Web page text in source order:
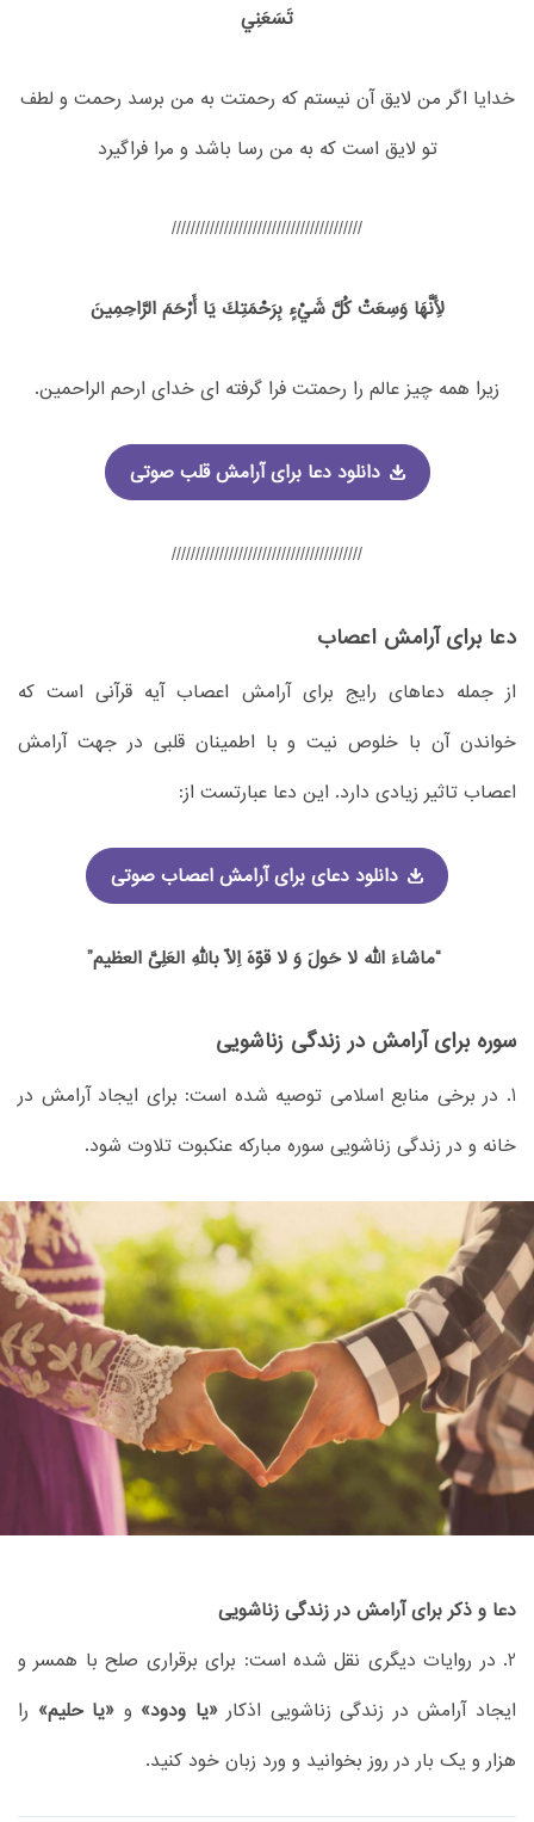
تَسَعَنِي‏
خدايا اگر من لايق آن نيستم كه رحمتت به من برسد رحمت و لطف
تو لايق است كه به من رسا باشد و مرا فراگيرد
////////////////////////////////////////
لِأَنَّهَا وَسِعَتْ كُلَّ شَيْ‏ءٍ بِرَحْمَتِكَ يَا أَرْحَمَ الرَّاحِمِينَ‏
زيرا همه چيز عالم را رحمتت فرا گرفته اى خداى ارحم الراحمين.
دانلود دعا برای آرامش قلب صوتی
////////////////////////////////////////
دعا برای آرامش اعصاب
از جمله دعاهای رایج برای آرامش اعصاب آیه قرآنی است که
خواندن آن با خلوص نیت و با اطمینان قلبی در جهت آرامش
اعصاب تاثیر زیادی دارد. این دعا عبارتست از:
دانلود دعای برای آرامش اعصاب صوتی
“ماشاءَ الله لا حَولَ وَ لا قوّهَ اِلّا باللهِ العَلِیَّ العظیم”
سوره برای آرامش در زندگی زناشویی
1. در برخی منابع اسلامی توصیه شده است: برای ایجاد آرامش در
خانه و در زندگی زناشویی سوره مبارکه عنکبوت تلاوت شود.
دعا و ذکر برای آرامش در زندگی زناشویی
2. در روایات دیگری نقل شده است: برای برقراری صلح با همسر و
ایجاد آرامش در زندگی زناشویی اذکار«یا ودود» و «یا حلیم» را
هزار و یک بار در روز بخوانید و ورد زبان خود کنید.